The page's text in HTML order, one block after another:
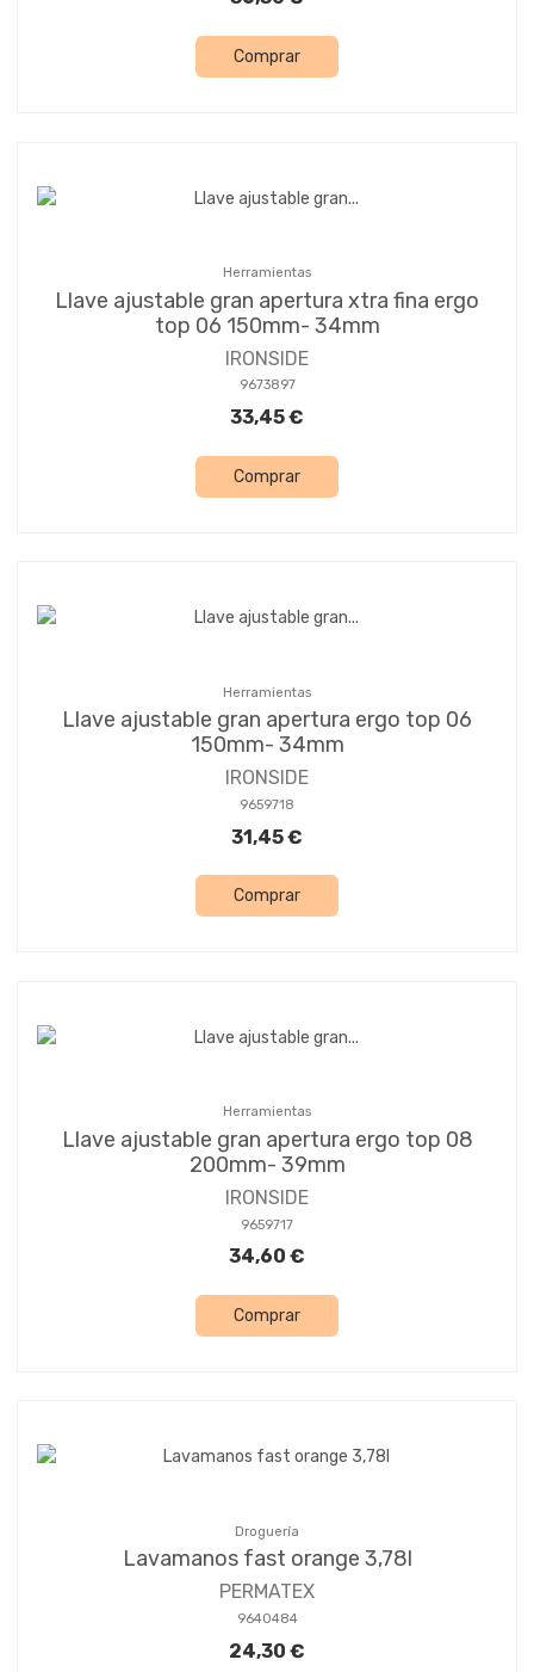
Comprar
Herramientas
Llave ajustable gran apertura xtra fina ergo
top 06 150mm- 34mm
IRONSIDE
9673897
33,45 €
Comprar
Herramientas
Llave ajustable gran apertura ergo top 06
150mm- 34mm
IRONSIDE
9659718
31,45 €
Comprar
Herramientas
Llave ajustable gran apertura ergo top 08
200mm- 39mm
IRONSIDE
9659717
34,60 €
Comprar
Droguería
Lavamanos fast orange 3,78l
PERMATEX
9640484
24,30 €